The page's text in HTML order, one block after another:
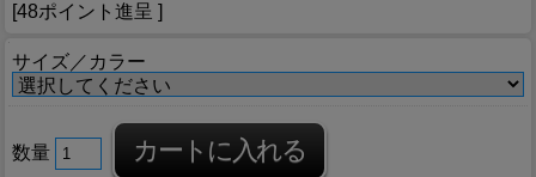
[48ポイント進呈 ]
サイズ／カラー
数量